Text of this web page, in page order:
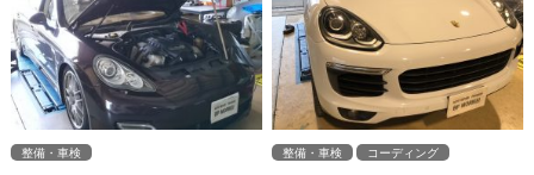
整備・車検 整備・車検 コーディング